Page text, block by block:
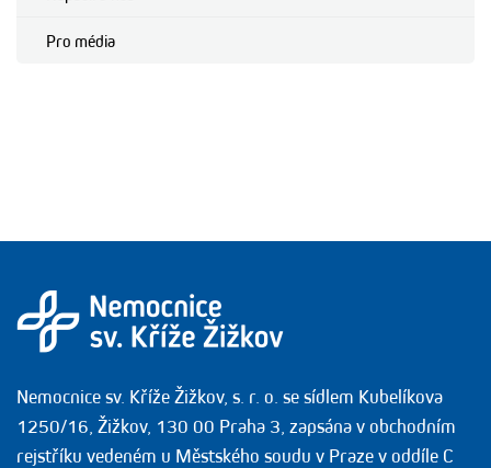
Pro média
Nemocnice sv. Kříže Žižkov, s. r. o. se sídlem Kubelíkova
1250/16, Žižkov, 130 00 Praha 3, zapsána v obchodním
rejstříku vedeném u Městského soudu v Praze v oddíle C